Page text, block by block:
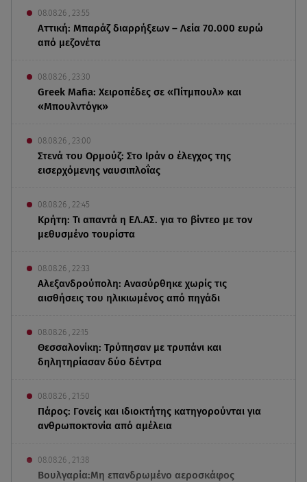
08.08.26 , 23:55
Αττική: Μπαράζ διαρρήξεων – Λεία 70.000 ευρώ
από μεζονέτα
08.08.26 , 23:30
Greek Mafia: Χειροπέδες σε «Πίτμπουλ» και
«Μπουλντόγκ»
08.08.26 , 23:00
Στενά του Ορμούζ: Στο Ιράν ο έλεγχος της
εισερχόμενης ναυσιπλοΐας
08.08.26 , 22:45
Κρήτη: Τι απαντά η ΕΛ.ΑΣ. για το βίντεο με τον
μεθυσμένο τουρίστα
08.08.26 , 22:33
Αλεξανδρούπολη: Ανασύρθηκε χωρίς τις
αισθήσεις του ηλικιωμένος από πηγάδι
08.08.26 , 22:15
Θεσσαλονίκη: Τρύπησαν με τρυπάνι και
δηλητηρίασαν δύο δέντρα
08.08.26 , 21:50
Πάρος: Γονείς και ιδιοκτήτης κατηγορούνται για
ανθρωποκτονία από αμέλεια
08.08.26 , 21:38
Βουλγαρία:Μη επανδρωμένο αεροσκάφος